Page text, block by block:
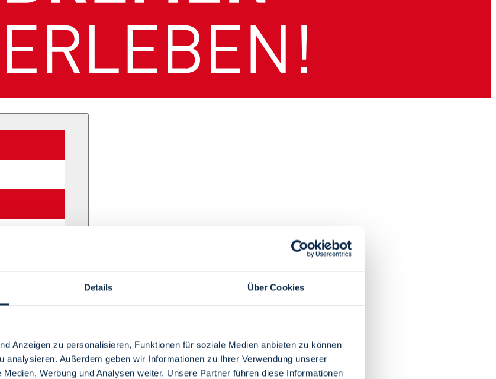
Details Über Cookies
Anzeigen zu personalisieren, Funktionen für soziale Medien anbieten zu können
analysieren. Außerdem geben wir Informationen zu Ihrer Verwendung unserer
Werbung und Analysen weiter. Unsere Partner führen diese Informationen
Menü